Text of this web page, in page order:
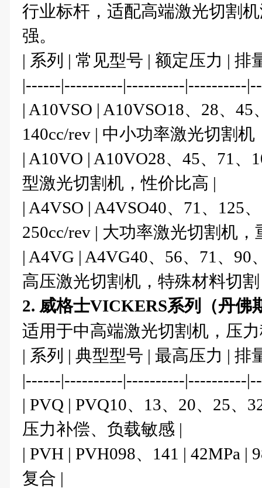
行业标杆，适配高端激光切割
强。
| 系列 | 常见型号 | 额定压力 | 排
|------|----------|----------|----------
| A10VSO | A10VSO18、28、45
140cc/rev | 中小功率激光切割
| A10VO | A10VO28、45、71、
型激光切割机，性价比高 |
| A4VSO | A4VSO40、71、125
250cc/rev | 大功率激光切割机，
| A4VG | A4VG40、56、71、90
高压激光切割机，特殊材料切割
2. 威格士VICKERS系列（丹佛
适用于中高端激光切割机，压
| 系列 | 典型型号 | 最高压力 | 排
|------|----------|----------|----------
| PVQ | PVQ10、13、20、25、
压力补偿、负载敏感 |
| PVH | PVH098、141 | 42MPa |
复合 |